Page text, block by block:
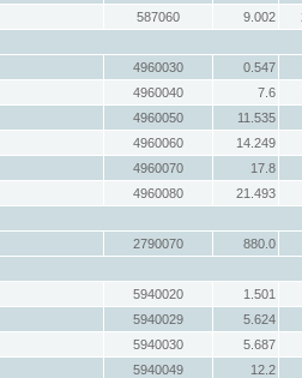
587060 9.002
4960030
0.547
4960040
7.6
4960050
11.535
4960060
14.249
4960070
17.8
4960080
21.493
2790070
880.0
5940020
1.501
5940029
5.624
5940030
5.687
5940049
12.2